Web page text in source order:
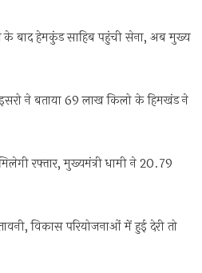
बाद हेमकुंड साहिब पहुंची सेना, अब मुख्य
ने बताया 69 लाख किलो के हिमखंड ने
रफ्तार, मुख्यमंत्री धामी ने 20.79
विकास परियोजनाओं में हुई देरी तो